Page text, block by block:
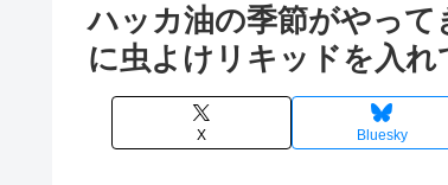
ハッカ油の季節がやっ
に虫よけリキッドを入れ
X Bluesky